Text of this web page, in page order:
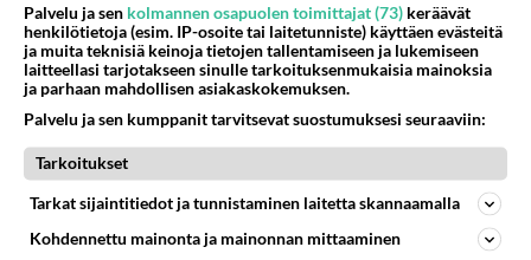
KAWASAKI Vastattu 17v
ZX-6R -05
Mikähän on tuossa vehkeessä vika kun talven jäljiltä
punainen FI-merkkiv...
Palvelu ja sen kolmannen osapuolen toimittajat (73) keräävät
henkilötietoja (esim. IP-osoite tai laitetunniste) käyttäen evästeitä
ja muita teknisiä keinoja tietojen tallentamiseen ja lukemiseen
laitteellasi tarjotakseen sinulle tarkoituksenmukaisia mainoksia
ja parhaan mahdollisen asiakaskokemuksen.
Palvelu ja sen kumppanit tarvitsevat suostumuksesi seuraaviin:
Tarkoitukset
Tarkat sijaintitiedot ja tunnistaminen laitetta skannaamalla
Kohdennettu mainonta ja mainonnan mittaaminen